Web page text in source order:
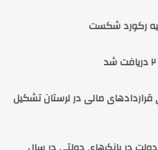
رکورد شکست
مالی در لرستان تشکیل